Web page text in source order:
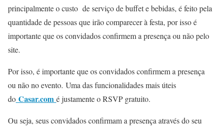
principalmente o custo de serviço de buffet e bebidas, é feito pela
quantidade de pessoas que irão comparecer à festa, por isso é
importante que os convidados confirmem a presença ou não pelo
site.
Por isso, é importante que os convidados confirmem a presença
ou não no evento. Uma das funcionalidades mais úteis
do Casar.com é justamente o RSVP gratuito.
Ou seja, seus convidados confirmam a presença através do seu